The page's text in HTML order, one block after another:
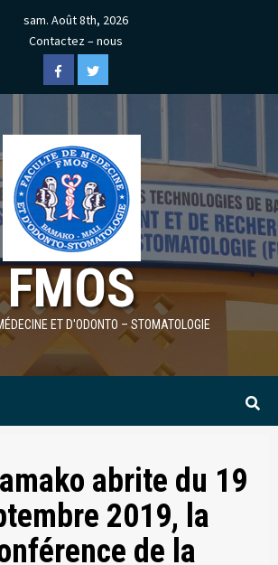
sam. Août 8th, 2026
Contactez – nous
FacebookTwitter
FMOS
ET D'ODONTO – STOMATOLOGIE
abrite du 19
2019, la
de la